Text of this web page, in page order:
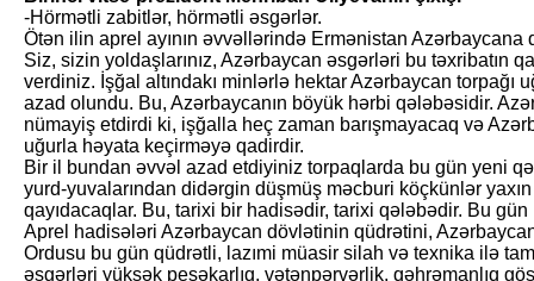
-Hörmətli zabitlər, hörmətli əs­gərlər.
Ötən ilin aprel ayının əvvəllərində Ermənistan Azərbaycana
Siz, sizin yoldaşlarınız, Azərbaycan əsgərləri bu təxribatın
verdiniz. İşğal altındakı minlərlə hektar Azərbaycan torpağı
azad olundu. Bu, Azərbaycanın böyük hərbi qələbəsidir.
nümayiş etdirdi ki, işğalla heç zaman barışmayacaq və
uğurla həyata keçirməyə qadirdir.
Bir il bundan əvvəl azad etdiyiniz torpaqlarda bu gün yeni
yurd-yuvalarından didərgin düşmüş məcburi köçkünlər
qayıdacaqlar. Bu, tarixi bir hadisədir, tarixi qələbədir. Bu
Aprel hadisələri Azərbaycan dövlətinin qüdrətini,
Ordusu bu gün qüdrətli, lazımi müasir silah və texnika ilə
əsgərləri yüksək peşəkarlıq, vətənpərvərlik, qəhrəmanlıq